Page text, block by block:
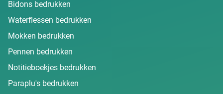
Bidons bedrukken
Waterflessen bedrukken
Mokken bedrukken
Pennen bedrukken
Notitieboekjes bedrukken
Paraplu's bedrukken